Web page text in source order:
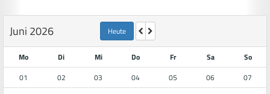
Juni 2026 Heute
Mo Di Mi Do Fr Sa
So
01
02 03 04 05 06
07